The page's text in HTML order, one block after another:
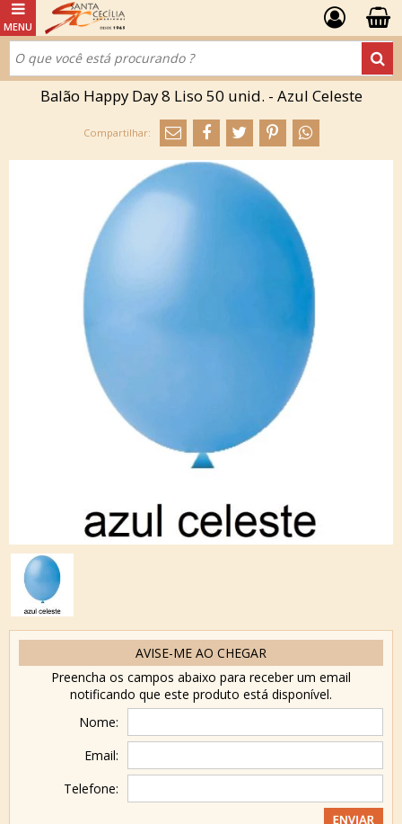
Balão Happy Day 8 Liso 50 unid. - Azul Celeste
AVISE-ME AO CHEGAR
Preencha os campos abaixo para receber um email
notificando que este produto está disponível.
Nome:
Email:
Telefone: